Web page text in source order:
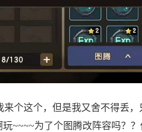
个这个，但是我又舍不得丢
~~~~为了个图腾改阵容吗？